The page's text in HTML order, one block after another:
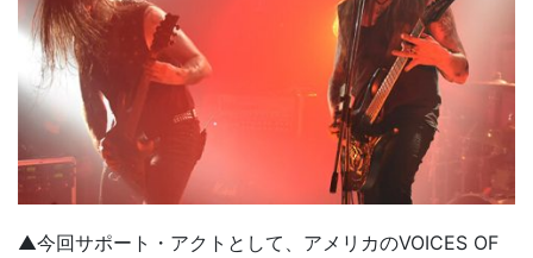
▲今回サポート・アクトとして、アメリカのVOICES OF